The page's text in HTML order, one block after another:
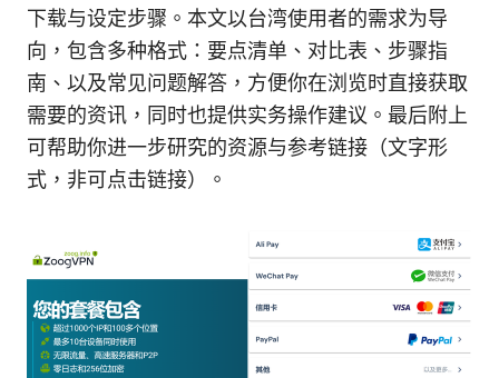
下载与设定步骤。本文以台湾使用者的需求为导
向，包含多种格式：要点清单、对比表、步骤指
南、以及常见问题解答，方便你在浏览时直接获取
需要的资讯，同时也提供实务操作建议。最后附上
可帮助你进一步研究的资源与参考链接（文字形
式，非可点击链接）。